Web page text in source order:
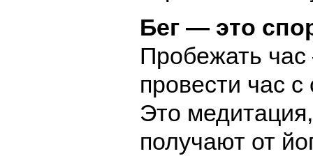
Бег — это
Пробежать
провести час
Это
получают от